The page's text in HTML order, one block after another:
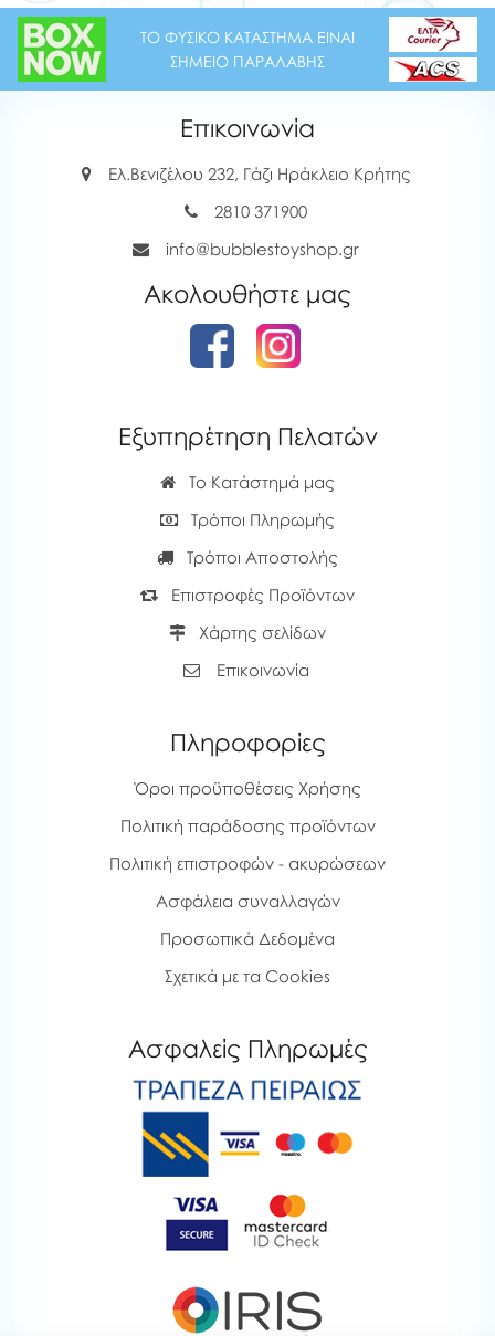
ΤΟ ΦΥΣΙΚΟ ΚΑΤΑΣΤΗΜΑ ΕΙΝΑΙ
ΣΗΜΕΙΟ ΠΑΡΑΛΑΒΗΣ
Επικοινωνία
Ελ.Βενιζέλου 232, Γάζι Ηράκλειο Κρήτης
2810 371900
info@bubblestoyshop.gr
Ακολουθήστε μας
Εξυπηρέτηση Πελατών
Το Κατάστημά μας
Τρόποι Πληρωμής
Τρόποι Αποστολής
Επιστροφές Προϊόντων
Χάρτης σελίδων
Επικοινωνία
Πληροφορίες
Όροι προϋποθέσεις Χρήσης
Πολιτική παράδοσης προϊόντων
Πολιτική επιστροφών - ακυρώσεων
Ασφάλεια συναλλαγών
Προσωπικά Δεδομένα
Σχετικά με τα Cookies
Ασφαλείς Πληρωμές